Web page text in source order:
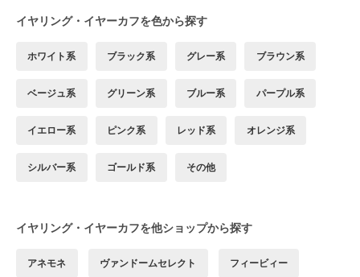
イヤリング・イヤーカフを色から探す
ホワイト系 ブラック系 グレー系 ブラウン系
ベージュ系 グリーン系 ブルー系 パープル系
イエロー系 ピンク系 レッド系 オレンジ系
シルバー系 ゴールド系 その他
イヤリング・イヤーカフを他ショップから探す
アネモネ ヴァンドームセレクト フィービィー